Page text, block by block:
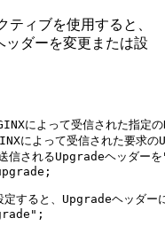
ティブを使用すると、
ダーを変更または設
によって受信された指定の
によって受信された要求の
信されるUpgradeヘッダー
ると、Upgradeヘッダーに